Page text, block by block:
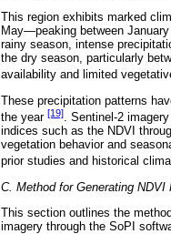
This region exhibits marked
May—peaking between
rainy season, intense
the dry season, particularly
availability and limited
These precipitation patterns
the year [19]. Sentinel-2
indices such as the NDVI
vegetation behavior and
prior studies and historical
C. Method for Generating
This section outlines the
imagery through the SoPI